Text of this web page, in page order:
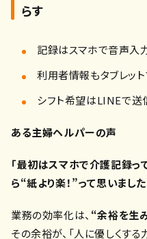
らす
記録はスマホで音声入
利用者情報もタブレッ
シフト希望はLINEで
ある主婦ヘルパーの声
「最初はスマホで介護記録っ
ら“紙より楽！”って思いました
業務の効率化は、 “余裕を生
その余裕が、「人に優しくする